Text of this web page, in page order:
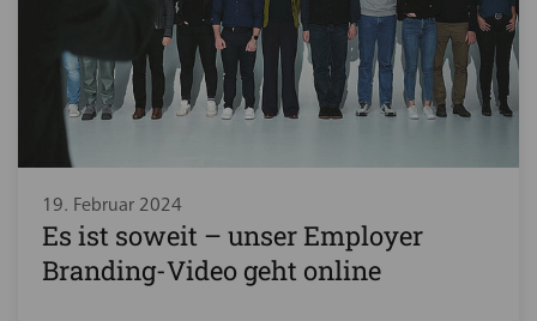
19. Februar 2024
Es ist soweit – unser Employer
Branding-Video geht online